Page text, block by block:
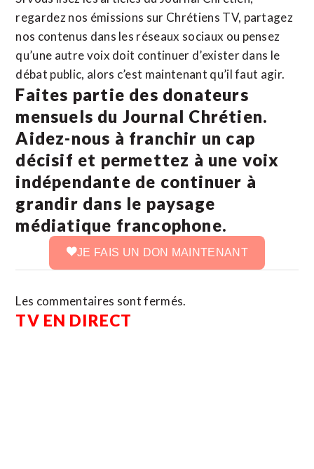
regardez nos émissions sur Chrétiens TV, partagez
nos contenus dans les réseaux sociaux ou pensez
qu’une autre voix doit continuer d’exister dans le
débat public, alors c’est maintenant qu’il faut agir.
Faites partie des donateurs
mensuels du Journal Chrétien.
Aidez-nous à franchir un cap
décisif et permettez à une voix
indépendante de continuer à
grandir dans le paysage
médiatique francophone.
JE FAIS UN DON MAINTENANT
Les commentaires sont fermés.
TV EN DIRECT